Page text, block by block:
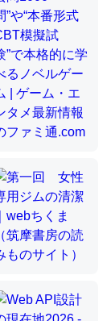
てて両方に不
面白い。海に
シウムを使わ
か？
なぜ海にいな
脊椎動物と貝
くしてナメク